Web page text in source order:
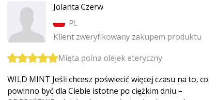
Jolanta Czerw
PL
Klient zweryfikowany zakupem produktu
Mięta polna olejek eteryczny
WILD MINT Jeśli chcesz poświecić więcej czasu na to, co
powinno być dla Ciebie istotne po ciężkim dniu –